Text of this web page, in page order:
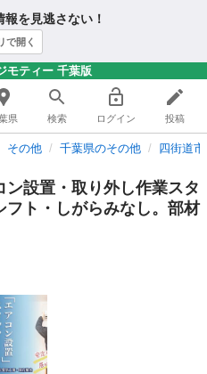
を見逃さない！
で開く
モティー 千葉版
県 検索 ログイン 投稿
その他 千葉県のその他 四街道
ン設置・取り外し作業スタ
フト・しがらみなし。部材